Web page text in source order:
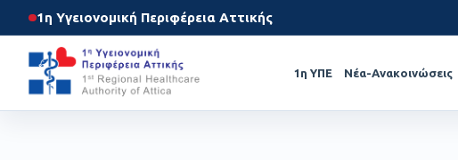
1η Υγειονομική Περιφέρεια Αττικής
1η ΥΠΕ Νέα-Ανακοινώσεις